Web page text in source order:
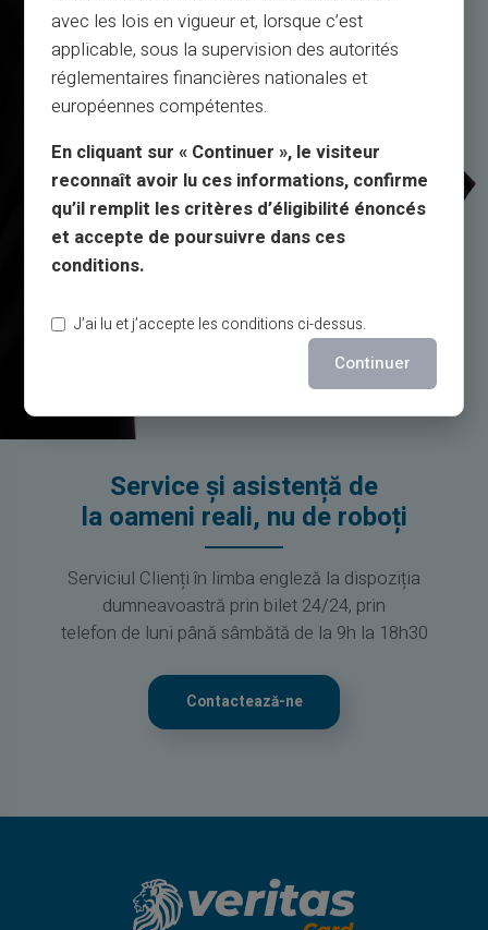
Service și asistență de
la oameni reali, nu de roboți
Serviciul Clienți în limba engleză la dispoziția
dumneavoastră prin bilet 24/24, prin
telefon de luni până sâmbătă de la 9h la 18h30
Contactează-ne
avec les lois en vigueur et, lorsque c’est
applicable, sous la supervision des autorités
réglementaires financières nationales et
européennes compétentes.
En cliquant sur « Continuer », le visiteur
reconnaît avoir lu ces informations, confirme
qu’il remplit les critères d’éligibilité énoncés
et accepte de poursuivre dans ces
conditions.
J’ai lu et j’accepte les conditions ci-dessus.
Continuer